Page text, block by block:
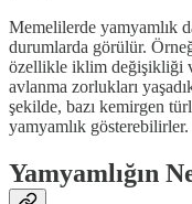
Memelilerde yamyamlık
durumlarda görülür.
özellikle iklim değişikliği
avlanma zorlukları
şekilde, bazı kemirgen
yamyamlık gösterebilirler.
Yamyamlığın